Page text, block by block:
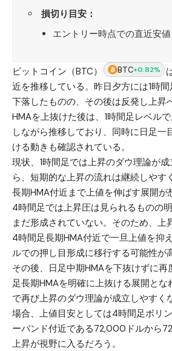
損切り目安：
エントリー時点での直近安値
ビットコイン（BTC） BTC+0.82%
近を推移している。昨日夕方には1時
下落したものの、その後は反発し上昇
HMAを上抜けた後は、1時間足レベル
しながら推移しており、同時に日足一
ける動きも確認されている。
現状、1時間足では上昇のダウ理論が
ら、短期的な上昇の流れは継続しやす
長期HMA付近まで上値を伸ばす展開が
4時間足では上昇圧は見られるものの
まだ形成されていない。そのため、上
4時間足長期HMA付近で一旦上値を抑
ルでの押し目形成に移行する可能性が
その後、日足中期HMAを下抜けずに
足長期HMAを明確に上抜ける展開とな
で再び上昇のダウ理論が成立しやすく
場合、上値目安としては4時間足ボリ
ーバンド付近である72,000ドルから
上昇が視野に入るだろう。